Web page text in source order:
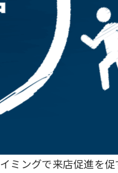
ミングで来店促進を